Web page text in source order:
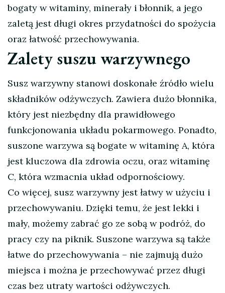
bogaty w witaminy, minerały i błonnik, a jego
zaletą jest długi okres przydatności do spożycia
oraz łatwość przechowywania.
Zalety suszu warzywnego
Susz warzywny stanowi doskonałe źródło wielu
składników odżywczych. Zawiera dużo błonnika,
który jest niezbędny dla prawidłowego
funkcjonowania układu pokarmowego. Ponadto,
suszone warzywa są bogate w witaminę A, która
jest kluczowa dla zdrowia oczu, oraz witaminę
C, która wzmacnia układ odpornościowy.
Co więcej, susz warzywny jest łatwy w użyciu i
przechowywaniu. Dzięki temu, że jest lekki i
mały, możemy zabrać go ze sobą w podróż, do
pracy czy na piknik. Suszone warzywa są także
łatwe do przechowywania – nie zajmują dużo
miejsca i można je przechowywać przez długi
czas bez utraty wartości odżywczych.